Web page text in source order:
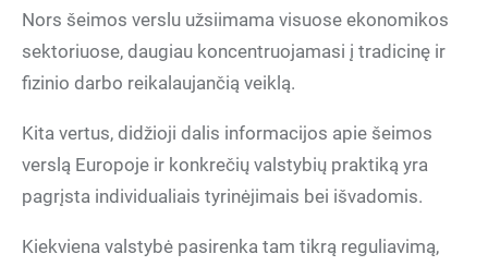
Nors šeimos verslu užsiimama visuose ekonomikos
sektoriuose, daugiau koncentruojamasi į tradicinę ir
fizinio darbo reikalaujančią veiklą.
Kita vertus, didžioji dalis informacijos apie šeimos
verslą Europoje ir konkrečių valstybių praktiką yra
pagrįsta individualiais tyrinėjimais bei išvadomis.
Kiekviena valstybė pasirenka tam tikrą reguliavimą,